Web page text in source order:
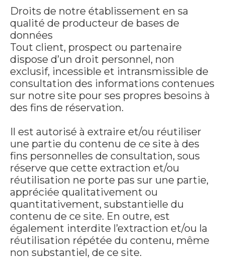
Droits de notre établissement en sa
qualité de producteur de bases de
données
Tout client, prospect ou partenaire
dispose d’un droit personnel, non
exclusif, incessible et intransmissible de
consultation des informations contenues
sur notre site pour ses propres besoins à
des fins de réservation.
Il est autorisé à extraire et/ou réutiliser
une partie du contenu de ce site à des
fins personnelles de consultation, sous
réserve que cette extraction et/ou
réutilisation ne porte pas sur une partie,
appréciée qualitativement ou
quantitativement, substantielle du
contenu de ce site. En outre, est
également interdite l’extraction et/ou la
réutilisation répétée du contenu, même
non substantiel, de ce site.